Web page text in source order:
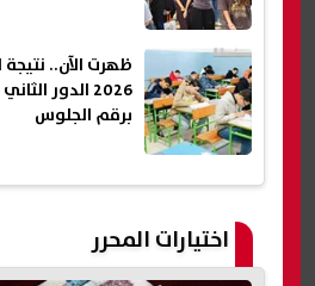
ظهرت الآن.. نتيجة
2026 الدور
برقم الجلوس
اختيارات المحرر